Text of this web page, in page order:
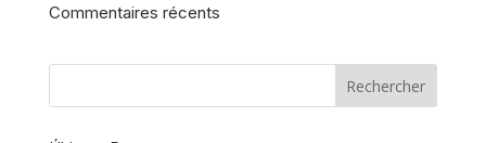
Commentaires récents